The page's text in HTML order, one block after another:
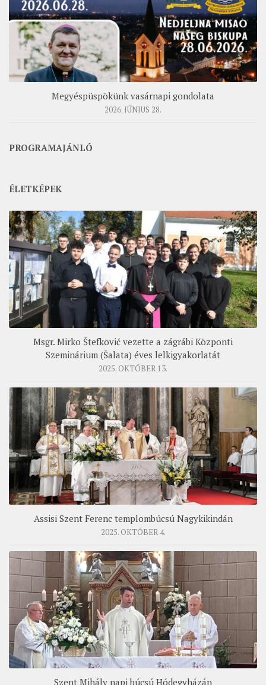
Megyéspüspökünk vasárnapi gondolata
2026. JÚNIUS 28.
PROGRAMAJÁNLÓ
ÉLETKÉPEK
Msgr. Mirko Štefković vezette a zágrábi Központi
Szeminárium (Šalata) éves lelkigyakorlatát
2025. OKTÓBER 13.
Assisi Szent Ferenc templombúcsú Nagykikindán
2025. OKTÓBER 4.
Szent Mihály napi búcsú Hódegyházán